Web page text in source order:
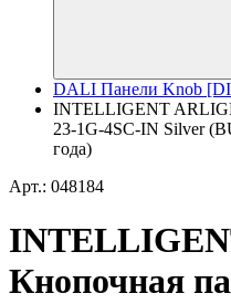
DALI Панели Knob
INTELLIGENT
23-1G-4SC-IN Silver
года)
Арт.: 048184
Кнопочная